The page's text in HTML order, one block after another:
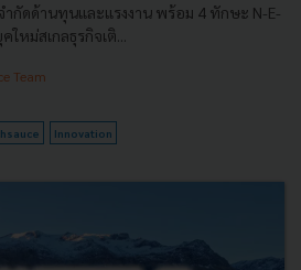
ำกัดด้านทุนและแรงงาน พร้อม 4 ทักษะ N-E-
หม่สเกลธุรกิจเติ...
Team
Innovation